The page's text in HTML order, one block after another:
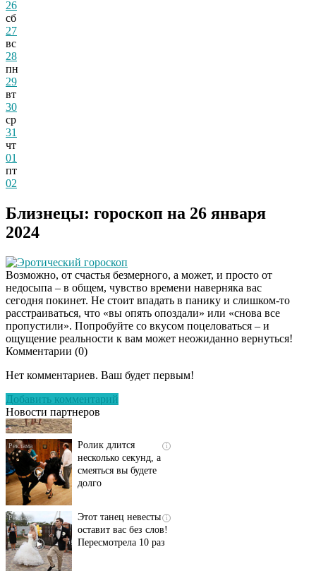
26
сб
27
вс
28
пн
29
вт
30
ср
31
чт
01
пт
02
Близнецы: гороскоп на 26 января
2024
Эротический гороскоп
Возможно, от счастья безмерного, а может, и просто от
недосыпа – в общем, чувство времени наверняка вас
сегодня покинет. Не стоит впадать в панику и слишком-то
расстраиваться, что «вы опять опоздали» или «снова все
пропустили». Попробуйте со вкусом поцеловаться – и
ощущение реальности к вам может неожиданно вернуться!
Комментарии (0)
Нет комментариев. Ваш будет первым!
Добавить комментарий
Новости партнеров
Скрытая камера на
люди вытворяют, когда
их не видят...
несколько секунд, а
смеяться вы будете
оставит вас без слов!
Пересмотрела 10 раз